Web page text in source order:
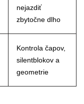
nejazdiť
zbytočne dlho
Kontrola čapov,
silentblokov a
geometrie